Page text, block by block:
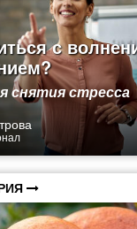
с
снятия стресса